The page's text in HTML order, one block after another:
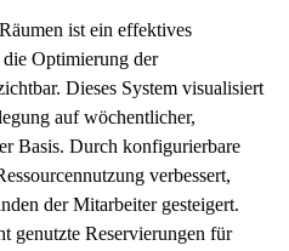
ist ein effektives
Optimierung der
Dieses System visualisiert
auf wöchentlicher,
Basis. Durch konfigurierbare
verbessert,
der Mitarbeiter gesteigert.
genutzte Reservierungen für